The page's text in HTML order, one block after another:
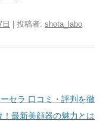
投稿者: shota_labo
ーセラ 口コミ・評判を徹
！最新美顔器の魅力とは